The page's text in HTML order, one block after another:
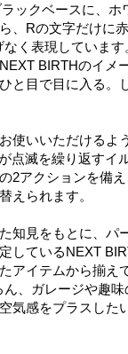
ックベースに、ホ
、Rの文字だけに
く表現していま
BIRTHのイメ
と目で目に入る。
使いいただけるよ
点滅を繰り返すイ
2アクションを備
えられます。
知見をもとに、パ
しているNEXT
アイテムから揃え
、ガレージや趣
気感をプラスした